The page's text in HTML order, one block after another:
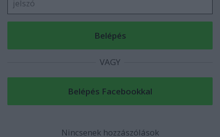
VAGY
Nincsenek hozzászólások